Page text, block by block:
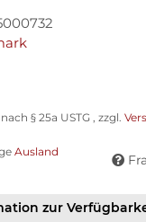
§ 25a USTG , zzgl.
Ausland
zur